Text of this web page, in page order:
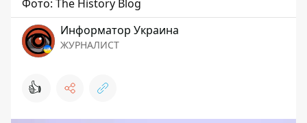
Фото: The History Blog
Информатор Украина
ЖУРНАЛИСТ
👍